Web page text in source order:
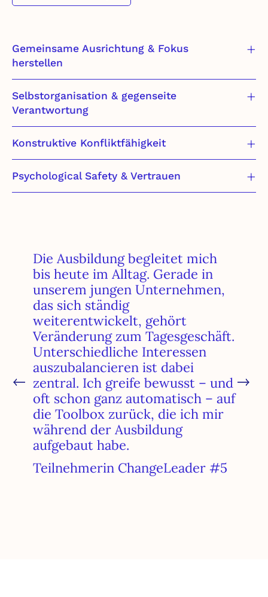
Gemeinsame Ausrichtung & Fokus
herstellen
Selbstorganisation & gegenseite
Verantwortung
Konstruktive Konfliktfähigkeit
Psychological Safety & Vertrauen
Die Ausbildung begleitet mich
bis heute im Alltag. Gerade in
unserem jungen Unternehmen,
das sich ständig
weiterentwickelt, gehört
Veränderung zum Tagesgeschäft.
Unterschiedliche Interessen
auszubalancieren ist dabei
zentral. Ich greife bewusst – und
oft schon ganz automatisch – auf
die Toolbox zurück, die ich mir
während der Ausbildung
aufgebaut habe.
Teilnehmerin ChangeLeader #5